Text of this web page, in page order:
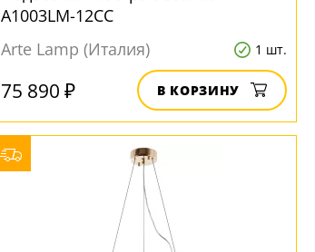
A1003LM-12CC
Arte Lamp (Италия)
1 шт.
75 890 ₽ В КОРЗИНУ